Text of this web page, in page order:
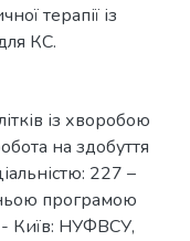
терапії із
КС.
із хворобою
на здобуття
227 –
програмою
- Київ: НУФВСУ,